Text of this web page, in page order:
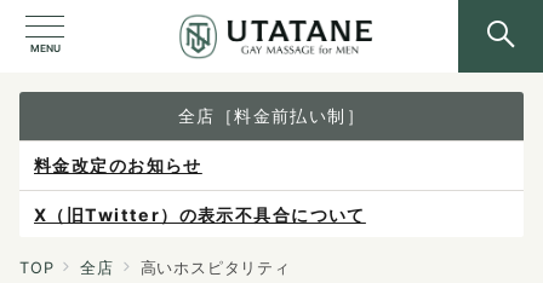
MENU
全店［料金前払い制］
料金改定のお知らせ
X（旧Twitter）の表示不具合について
ご予約は各店へ直接お問い合わせください。
TOP 全店 高いホスピタリティ